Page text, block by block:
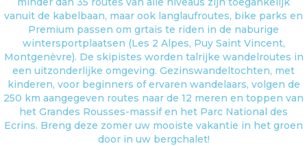
vanuit de kabelbaan, maar ook langlaufroutes, bike parks en
Premium passen om grtais te riden in de naburige
wintersportplaatsen (Les 2 Alpes, Puy Saint Vincent,
Montgenèvre). De skipistes worden talrijke wandelroutes in
een uitzonderlijke omgeving. Gezinswandeltochten, met
kinderen, voor beginners of ervaren wandelaars, volgen de
250 km aangegeven routes naar de 12 meren en toppen van
het Grandes Rousses-massif en het Parc National des
Ecrins. Breng deze zomer uw mooiste vakantie in het groen
door in uw bergchalet!